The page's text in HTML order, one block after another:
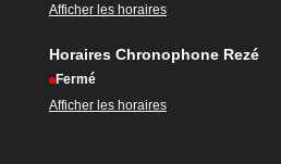
Afficher les horaires
Horaires Chronophone Rezé
Fermé
Afficher les horaires